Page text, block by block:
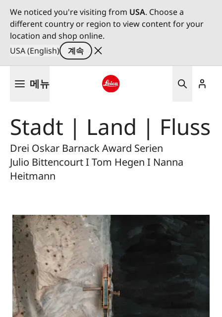
We noticed you're visiting from USA. Choose a
different country or region to view content for your
location and shop online.
USA (English)
계속
메뉴
Stadt | Land | Fluss
Drei Oskar Barnack Award Serien
Julio Bittencourt I Tom Hegen I Nanna
Heitmann